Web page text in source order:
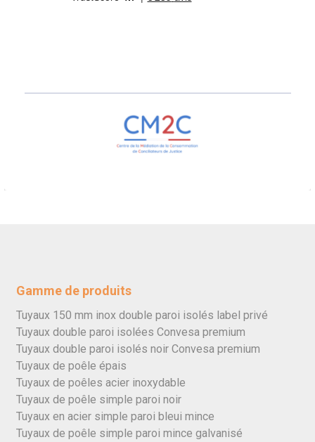
Gamme de produits
Tuyaux 150 mm inox double paroi isolés label privé
Tuyaux double paroi isolées Convesa premium
Tuyaux double paroi isolés noir Convesa premium
Tuyaux de poêle épais
Tuyaux de poêles acier inoxydable
Tuyaux de poêle simple paroi noir
Tuyaux en acier simple paroi bleui mince
Tuyaux de poêle simple paroi mince galvanisé